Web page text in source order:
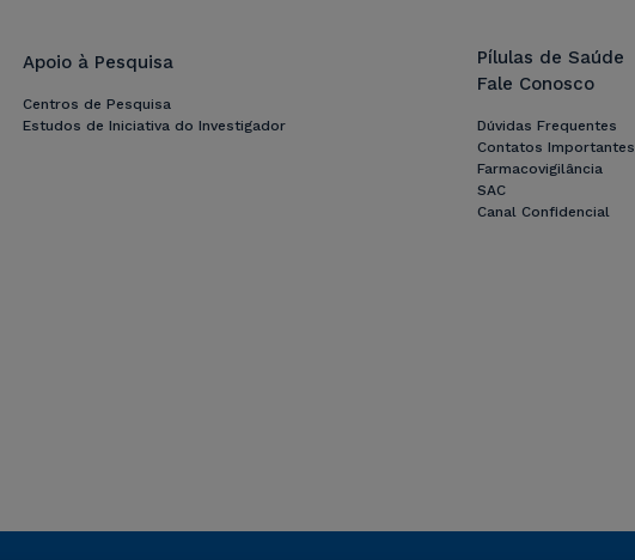
Apoio à Pesquisa
Centros de Pesquisa
Estudos de Iniciativa do Investigador
Pílulas de Saúde
Fale Conosco
Dúvidas Frequentes
Contatos Importantes
Farmacovigilância
SAC
Canal Confidencial